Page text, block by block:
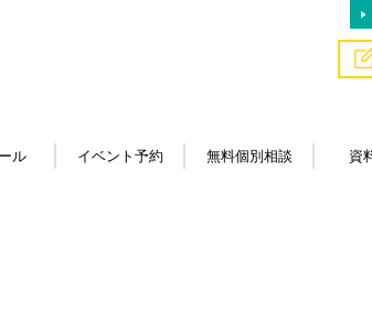
ル イベント予約 無料個別相談 資